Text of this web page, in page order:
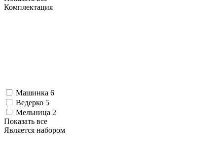
Комплектация
Машинка 6
Ведерко 5
Мельница 2
Показать все
Является набором